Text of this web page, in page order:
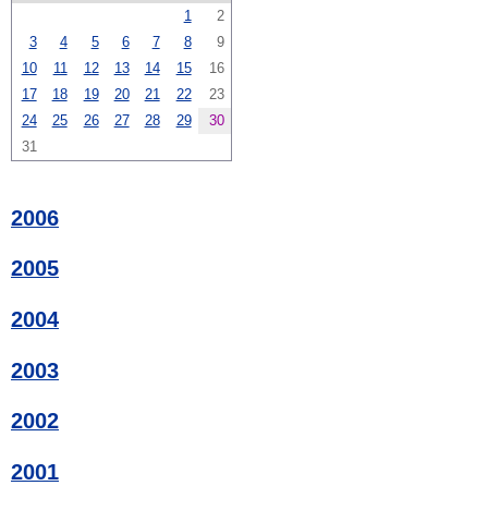
1
2
3
4 5 6 7 8
9
10
11 12 13 14 15
16
17
18 19 20 21 22
23
24
25 26 27 28 29
30
31
2006
2005
2004
2003
2002
2001